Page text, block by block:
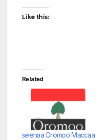
Like this:
Related
seenaa Oromoo Maccaa